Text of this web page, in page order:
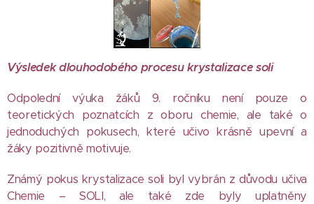
Výsledek dlouhodobého procesu krystalizace soli
Odpolední výuka žáků 9. ročníku není pouze o
teoretických poznatcích z oboru chemie, ale také o
jednoduchých pokusech, které učivo krásně upevní a
žáky pozitivně motivuje.
Známý pokus krystalizace soli byl vybrán z důvodu učiva
Chemie – SOLI, ale také zde byly uplatněny